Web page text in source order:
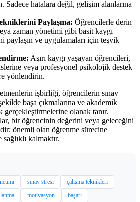
hatalara değil, gelişim alanlarına
Paylaşma: Öğrencilerle derin
zaman yönetimi gibi basit kaygı
paylaşın ve uygulamaları için teşvik
Aşırı kaygı yaşayan öğrencileri,
veya profesyonel psikolojik destek
yönlendirin.
işbirliği, öğrencilerin sınav
başa çıkmalarına ve akademik
olanak tanır.
bir öğrencinin değerini veya geleceğini
önemli olan öğrenme sürecine
kalmaktır.
sınav stresi
çalışma teknikleri
motivasyon
başarı